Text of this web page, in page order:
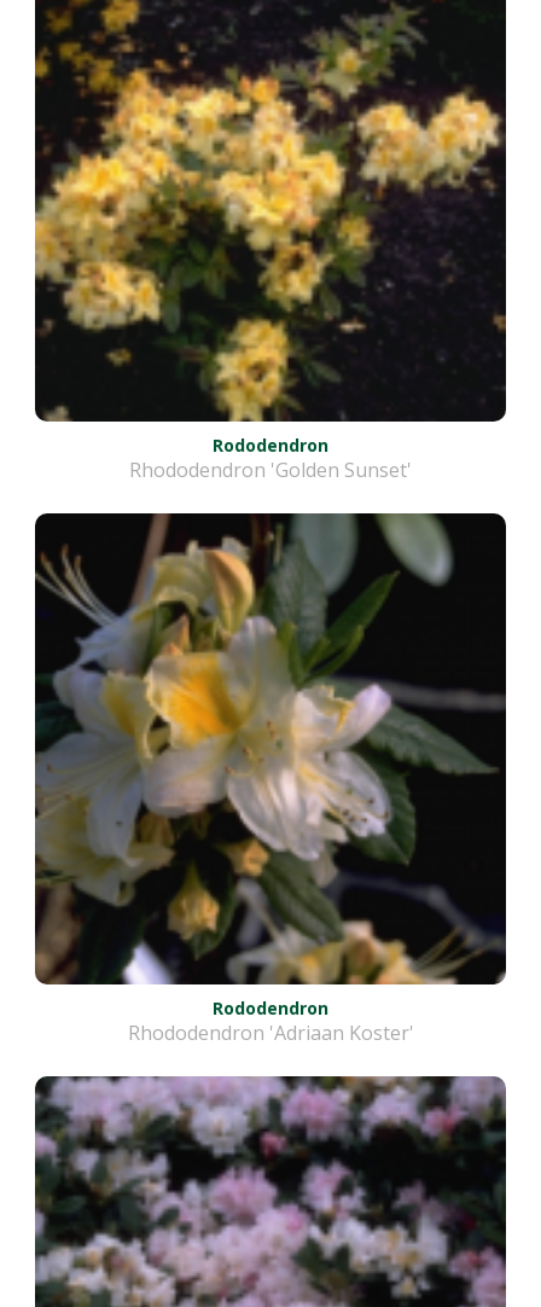
Rododendron
Rhododendron 'Golden Sunset'
Rododendron
Rhododendron 'Adriaan Koster'